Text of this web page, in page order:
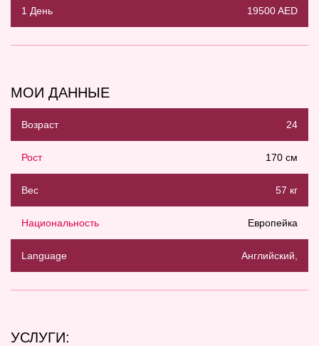
1 День 19500 AED
МОИ ДАННЫЕ
Возраст 24
Рост 170 см
Вес 57 кг
Национальность Европейка
Language Английский,
УСЛУГИ: